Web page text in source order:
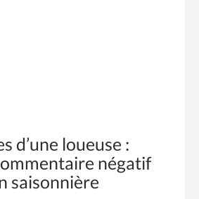
d’une loueuse :
négatif
saisonnière